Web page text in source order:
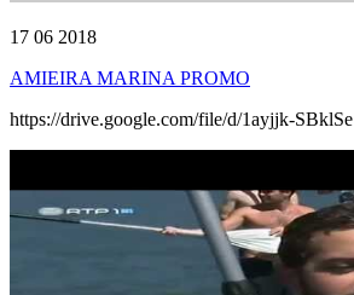
17 06 2018
AMIEIRA MARINA PROMO
https://drive.google.com/file/d/1ayjjk-SBklSe